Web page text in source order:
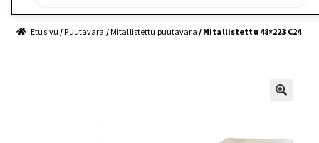
Etusivu /Puutavara /Mitallistettu puutavara / Mitallistettu 48×223 C24